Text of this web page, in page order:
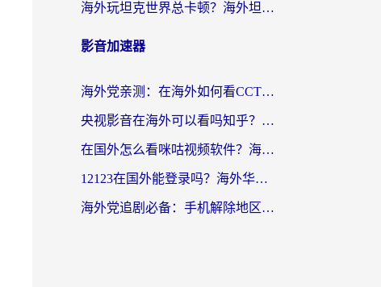
海外玩坦克世界总卡顿？海外坦克世界加速器有哪些？实测好用的选择在这里
影音加速器
海外党亲测：在海外如何看CCTV？告别“仅限大陆播放”的实用指南
央视影音在海外可以看吗知乎？留学生亲测：3步解决地域限制+追剧自由
在国外怎么看咪咕视频软件？海外党亲测有效的回国加速方案
12123在国外能登录吗？海外华人必看的回国加速实用指南
海外党追剧必备：手机解除地区限制app怎么选？解决央视视频&国内剧地区限制全指南